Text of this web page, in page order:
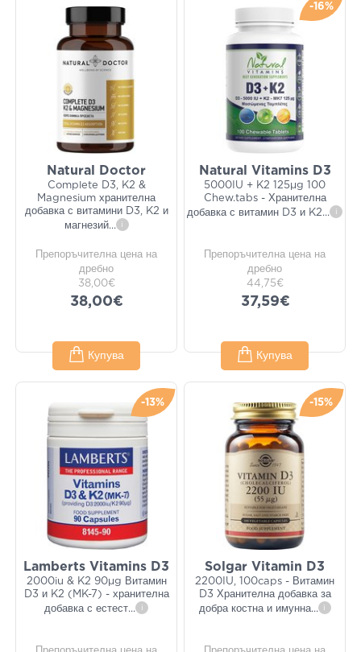
Natural Doctor
Complete D3, K2 &
Magnesium хранителна
добавка с витамини D3, K2 и
магнезий... i
Препоръчителна цена на
дребно
38,00€
38,00€
Купува
-16%
Natural Vitamins D3
5000IU + K2 125μg 100
Chew.tabs - Хранителна
добавка с витамин D3 и K2... i
Препоръчителна цена на
дребно
44,75€
37,59€
Купува
-13%
Lamberts Vitamins D3
2000iu & K2 90µg Витамин
D3 и K2 (MK-7) - хранителна
добавка с естест... i
-15%
Solgar Vitamin D3
2200IU, 100caps - Витамин
D3 Хранителна добавка за
добра костна и имунна... i